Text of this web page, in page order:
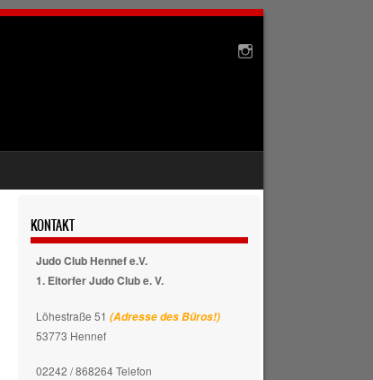
KONTAKT
Judo Club Hennef e.V.
1. Eitorfer Judo Club e. V.
Löhestraße 51 (Adresse des Büros!)
53773 Hennef
02242 / 868264 Telefon